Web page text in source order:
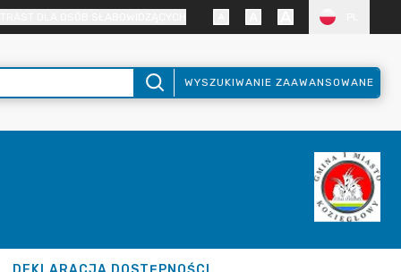
WYSZUKIWANIE ZAAWANSOWANE